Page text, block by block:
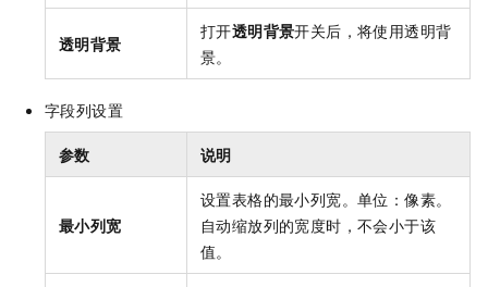
透明背景
打开透明背景开关后，将使用透明背
景。
字段列设置
参数 说明
最小列宽
设置表格的最小列宽。单位：像素。
自动缩放列的宽度时，不会小于该
值。